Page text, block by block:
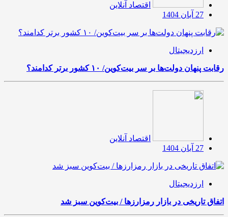
اقتصاد آنلاین
27 آبان 1404
ارزدیجیتال
رقابت پنهان دولت‌ها بر سر بیت‌کوین/ ۱۰ کشور برتر کدامند؟
اقتصاد آنلاین
27 آبان 1404
ارزدیجیتال
اتفاق تاریخی در بازار رمزارزها / بیت‌کوین سبز شد